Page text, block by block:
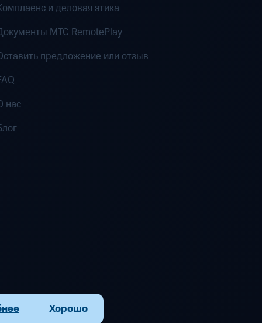
Хорошо
и деловая этика
MTC RemotePlay
предложение или отзыв
нас